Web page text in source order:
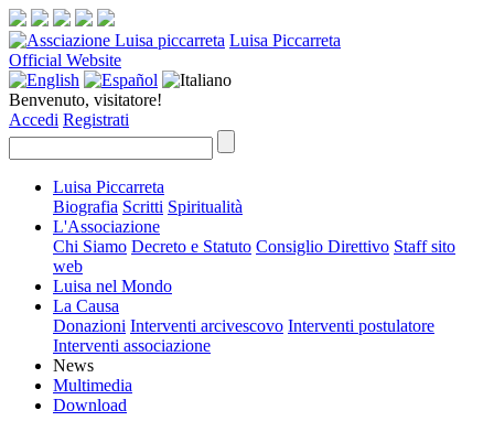
Luisa Piccarreta
Official Website
Benvenuto, visitatore!
Accedi Registrati
Luisa Piccarreta
Biografia Scritti Spiritualità
L'Associazione
Chi Siamo Decreto e Statuto Consiglio Direttivo Staff sito
web
Luisa nel Mondo
La Causa
Donazioni Interventi arcivescovo Interventi postulatore
Interventi associazione
News
Multimedia
Download